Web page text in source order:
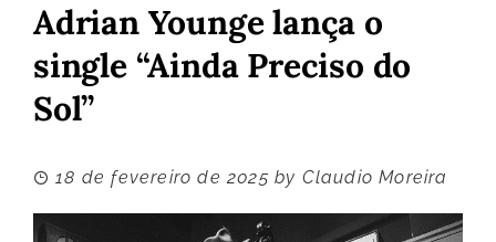
Adrian Younge lança o
single “Ainda Preciso do
Sol”
18 de fevereiro de 2025 by Claudio Moreira